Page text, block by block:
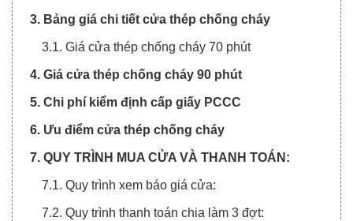
3. Bảng giá chi tiết cửa thép chống cháy
3.1. Giá cửa thép chống cháy 70 phút
4. Giá cửa thép chống cháy 90 phút
5. Chi phí kiểm định cấp giấy PCCC
6. Ưu điểm cửa thép chống cháy
7. QUY TRÌNH MUA CỬA VÀ THANH TOÁN:
7.1. Quy trình xem báo giá cửa:
7.2. Quy trình thanh toán chia làm 3 đợt: